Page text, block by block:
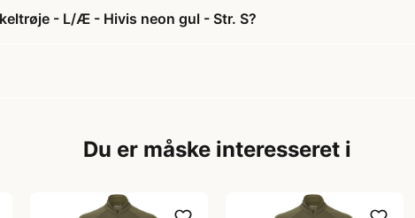
- L/Æ - Hivis neon gul - Str. S?
Du er måske interesseret i